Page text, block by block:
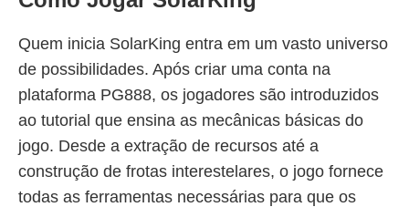
Quem inicia SolarKing entra em um vasto universo
de possibilidades. Após criar uma conta na
plataforma PG888, os jogadores são introduzidos
ao tutorial que ensina as mecânicas básicas do
jogo. Desde a extração de recursos até a
construção de frotas interestelares, o jogo fornece
todas as ferramentas necessárias para que os